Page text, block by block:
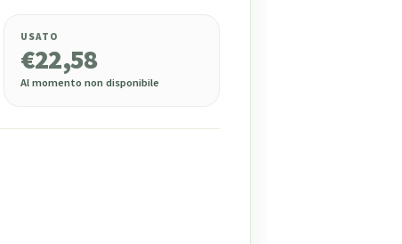
USATO
€22,58
Al momento non disponibile